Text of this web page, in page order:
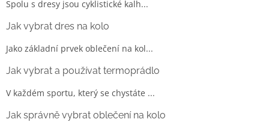
Spolu s dresy jsou cyklistické kalh...
Jak vybrat dres na kolo
Jako základní prvek oblečení na kol...
Jak vybrat a používat termoprádlo
V každém sportu, který se chystáte ...
Jak správně vybrat oblečení na kolo